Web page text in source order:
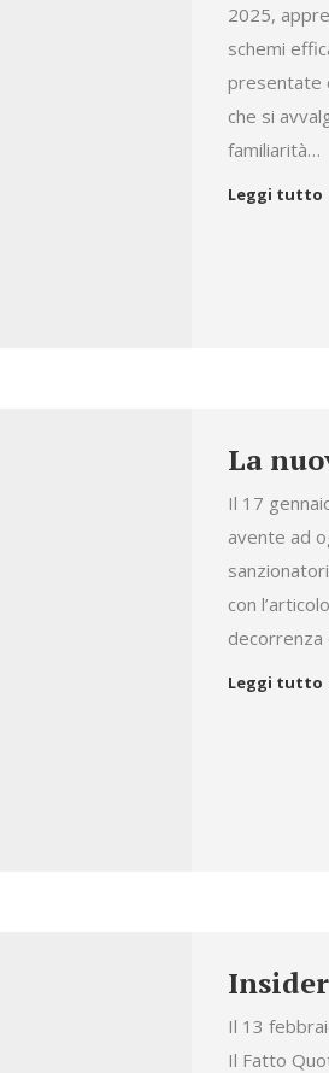
2025,
schemi
presentate
che si
familiarità…
Leggi tutto
La
Il 17
avente ad
con
decorrenza
Leggi tutto
Il 13
Il Fatto